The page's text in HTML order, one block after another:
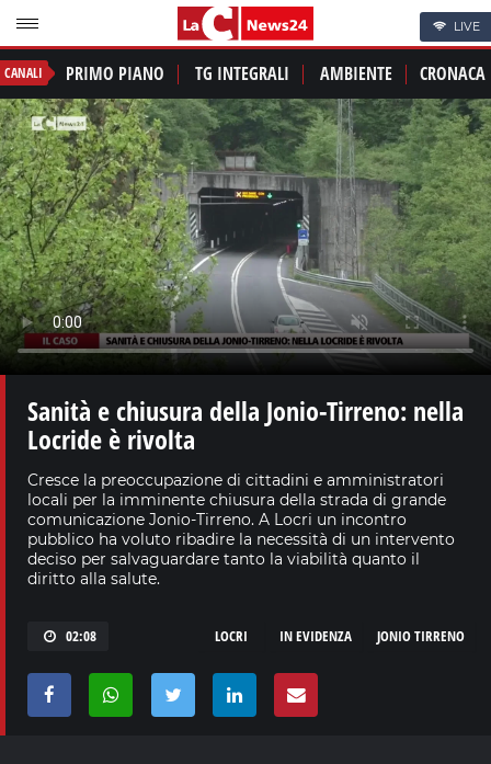
LIVE
CANALI PRIMO PIANO TG INTEGRALI AMBIENTE CRONACA
Sanità e chiusura della Jonio-Tirreno: nella
Locride è rivolta
Cresce la preoccupazione di cittadini e amministratori
locali per la imminente chiusura della strada di grande
comunicazione Jonio-Tirreno. A Locri un incontro
pubblico ha voluto ribadire la necessità di un intervento
deciso per salvaguardare tanto la viabilità quanto il
diritto alla salute.
02:08 JONIO TIRRENO
IN EVIDENZA
LOCRI